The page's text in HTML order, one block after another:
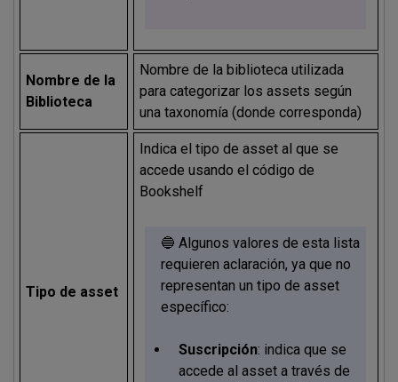
Nombre de la
Biblioteca
Nombre de la biblioteca utilizada
para categorizar los assets según
una taxonomía (donde corresponda)
Tipo de asset
Indica el tipo de asset al que se
accede usando el código de
Bookshelf
🔵 Algunos valores de esta lista
requieren aclaración, ya que no
representan un tipo de asset
específico:
Suscripción: indica que se
accede al asset a través de